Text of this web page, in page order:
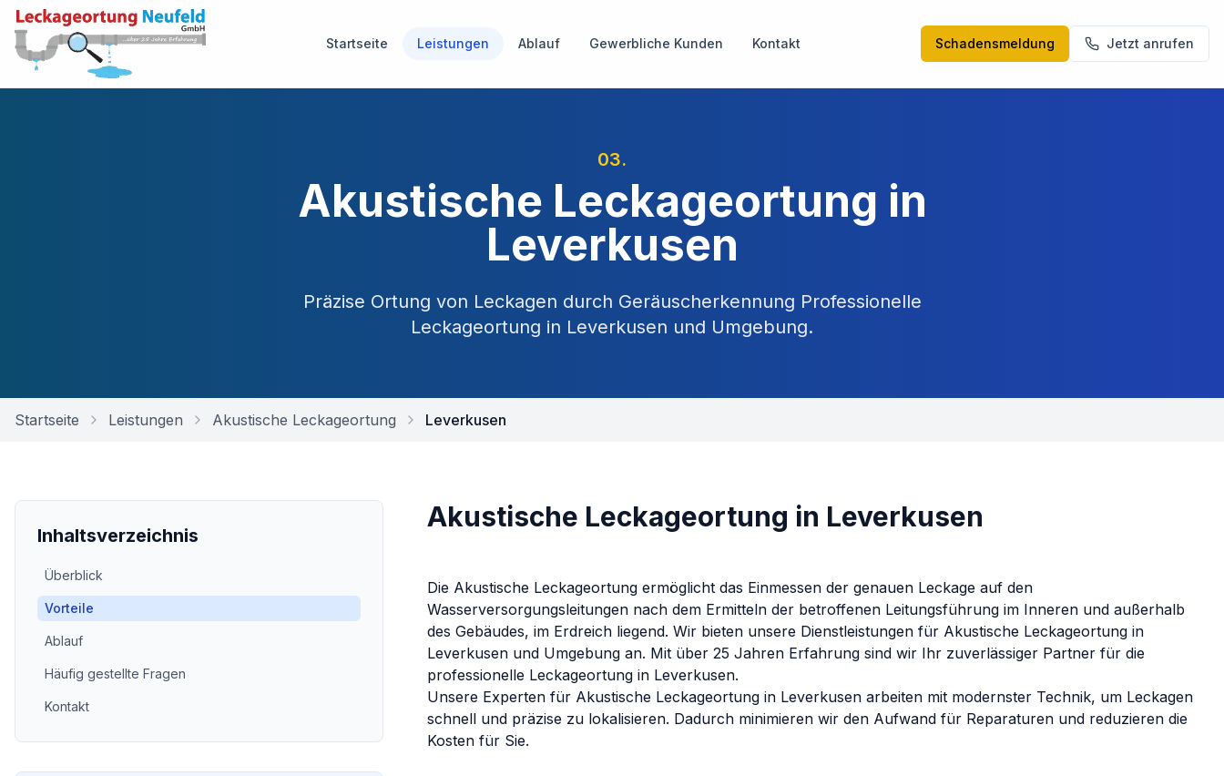
Startseite Leistungen Ablauf Gewerbliche Kunden Kontakt Schadensmeldung Jetzt anrufen
03.
Akustische Leckageortung in
Leverkusen
Präzise Ortung von Leckagen durch Geräuscherkennung Professionelle
Leckageortung in Leverkusen und Umgebung.
Startseite Leistungen Akustische Leckageortung Leverkusen
Inhaltsverzeichnis
Überblick
Vorteile
Ablauf
Häufig gestellte Fragen
Kontakt
Akustische Leckageortung in Leverkusen
Die Akustische Leckageortung ermöglicht das Einmessen der genauen Leckage auf den
Wasserversorgungsleitungen nach dem Ermitteln der betroffenen Leitungsführung im Inneren und außerhalb
des Gebäudes, im Erdreich liegend. Wir bieten unsere Dienstleistungen für Akustische Leckageortung in
Leverkusen und Umgebung an. Mit über 25 Jahren Erfahrung sind wir Ihr zuverlässiger Partner für die
professionelle Leckageortung in Leverkusen.
Unsere Experten für Akustische Leckageortung in Leverkusen arbeiten mit modernster Technik, um Leckagen
schnell und präzise zu lokalisieren. Dadurch minimieren wir den Aufwand für Reparaturen und reduzieren die
Kosten für Sie.